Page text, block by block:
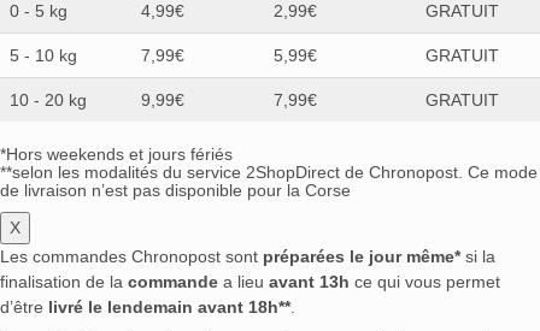
0 - 5 kg 4,99€ 2,99€ GRATUIT
5 - 10 kg 7,99€ 5,99€ GRATUIT
10 - 20 kg 9,99€ 7,99€ GRATUIT
*Hors weekends et jours fériés
**selon les modalités du service 2ShopDirect de Chronopost. Ce mode
de livraison n’est pas disponible pour la Corse
X
Les commandes Chronopost sont préparées le jour même*si la
finalisation de la commande a lieu avant 13h ce qui vous permet
d’être livré le lendemain avant 18h**.